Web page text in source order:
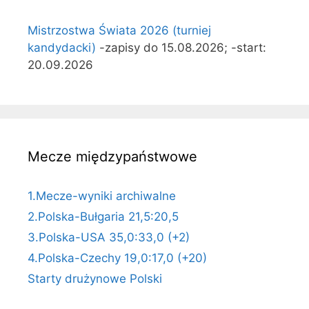
Mistrzostwa Świata 2026 (turniej
kandydacki) -zapisy do 15.08.2026; -start:
20.09.2026
Mecze międzypaństwowe
1.Mecze-wyniki archiwalne
2.Polska-Bułgaria 21,5:20,5
3.Polska-USA 35,0:33,0 (+2)
4.Polska-Czechy 19,0:17,0 (+20)
Starty drużynowe Polski